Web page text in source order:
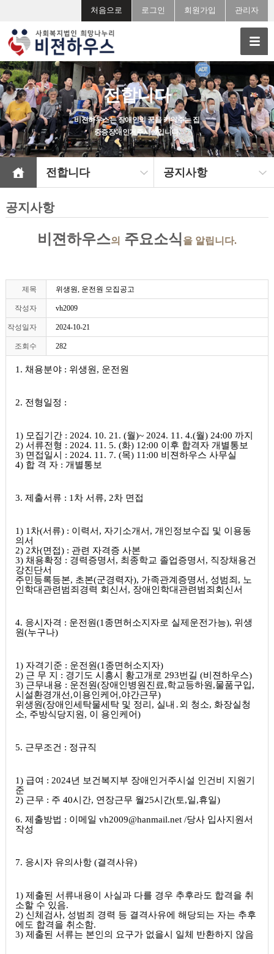
처음으로 로그인 회원가입 관리자
전합니다
비젼하우스는 장애인의 꿈을 키워주는 집
중증장애인거주시설입니다.
전합니다 공지사항
공지사항
비젼하우스의 주요소식 을 알립니다.
제목 위생원, 운전원 모집공고
작성자 vh2009
작성일자 2024-10-21
조회수 282
1. 채용분야 : 위생원 , 운전원
2. 전형일정 :
1) 모집기간 : 2024. 10. 21. (월)~ 2024. 11. 4.(월) 24:00 까지
2) 서류전형 : 2024. 11. 5. (화) 12:00 이후 합격자 개별통보
3) 면접일시 : 2024. 11. 7. (목) 11:00 비젼하우스 사무실
4) 합 격 자 : 개별통보
3. 제출서류 : 1 차 서류, 2차 면접
1) 1 차(서류) : 이력서 , 자기소개서 , 개인정보수집 및 이용동
의서
2) 2차(면접) : 관련 자격증 사본
3) 채용확정 : 경력증명서 , 최종학교 졸업증명서 , 직장채용건
강진단서
주민등록등본, 초본(군경력자), 가족관계증명서 , 성범죄 , 노
인학대관련범죄경력 회신서 , 장애인학대관련범죄회신서
4. 응시자격 : 운전원(1 종면허소지자로 실제운전가능), 위생
원(누구나)
1) 자격기준 : 운전원(1 종면허소지자)
2) 근 무 지 : 경기도 시흥시 황고개로 293번길 (비젼하우스)
3) 근무내용 : 운전원(장애인병원진료,학교등하원 ,물품구입,
시설환경개선 ,이용인케어 ,야간근무)
위생원(장애인세탁물세탁 및 정리 , 실내 ․외 청소, 화장실청
소, 주방식당지원 , 이 용인케어)
5. 근무조건 : 정규직
1) 급여 : 2024년 보건복지부 장애인거주시설 인건비 지원기
준
2) 근무 : 주 40시간, 연장근무 월25시간(토,일,휴일)
6. 제출방법 : 이메일 vh2009@hanmail.net /당사 입사지원서
작성
7. 응시자 유의사항 (결격사유)
1) 제출된 서류내용이 사실과 다를 경우 추후라도 합격을 취
소할 수 있음.
2) 신체검사, 성범죄 경력 등 결격사유에 해당되는 자는 추후
에도 합격을 취소함.
3) 제출된 서류는 본인의 요구가 없을시 일체 반환하지 않음